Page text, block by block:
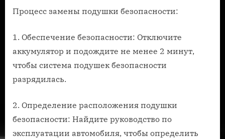
Процесс замены подушки безопасности:
1. Обеспечение безопасности: Отключите
аккумулятор и подождите не менее 2 минут,
чтобы система подушек безопасности
разрядилась.
2. Определение расположения подушки
безопасности: Найдите руководство по
эксплуатации автомобиля, чтобы определить